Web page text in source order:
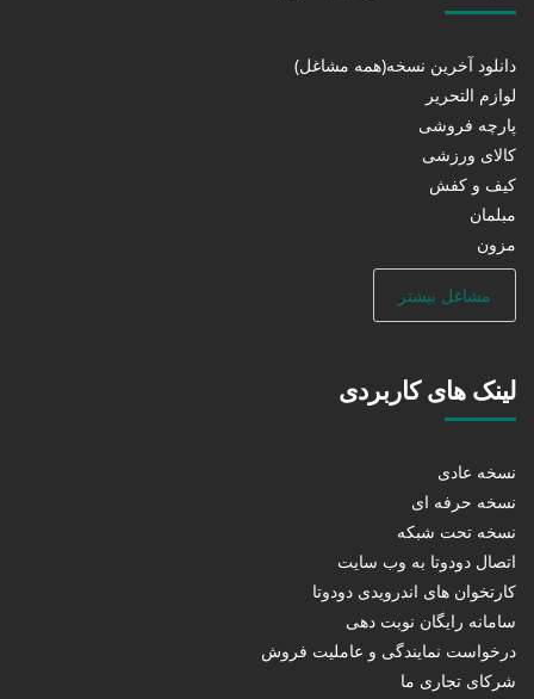
دانلود آخرین نسخه(همه مشاغل)
لوازم التحریر
پارچه فروشی
کالای ورزشی
کیف و کفش
مبلمان
مزون
مشاغل بیشتر
لینک های کاربردی
نسخه عادی
نسخه حرفه ای
نسخه تحت شبکه
اتصال دودوتا به وب سایت
کارتخوان های اندرویدی دودوتا
سامانه رایگان نوبت دهی
درخواست نمایندگی و عاملیت فروش
شرکای تجاری ما